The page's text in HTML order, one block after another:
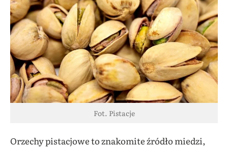
Fot. Pistacje
Orzechy pistacjowe to znakomite źródło miedzi,